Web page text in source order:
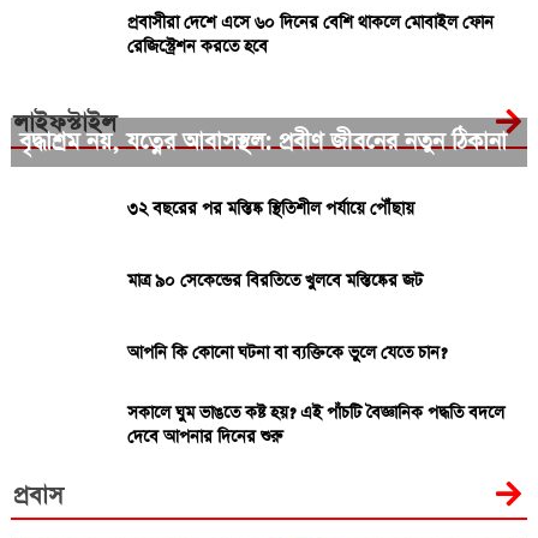
প্রবাসীরা দেশে এসে ৬০ দিনের বেশি থাকলে মোবাইল ফোন
রেজিস্ট্রেশন করতে হবে
লাইফস্টাইল
বৃদ্ধাশ্রম নয়, যত্নের আবাসস্থল: প্রবীণ জীবনের নতুন ঠিকানা
৩২ বছরের পর মস্তিষ্ক স্থিতিশীল পর্যায়ে পৌঁছায়
মাত্র ৯০ সেকেন্ডের বিরতিতে খুলবে মস্তিষ্কের জট
আপনি কি কোনো ঘটনা বা ব্যক্তিকে ভুলে যেতে চান?
সকালে ঘুম ভাঙতে কষ্ট হয়? এই পাঁচটি বৈজ্ঞানিক পদ্ধতি বদলে
দেবে আপনার দিনের শুরু
প্রবাস